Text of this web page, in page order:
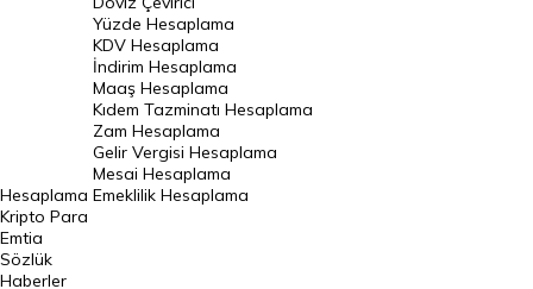
Japon Yeni Kuru
Serbest Piyasa Döviz Kurları
Merkez Bankası Döviz Kurları
Altın Fiyatları
Gram Altın Fiyatı
Çeyrek Altın Fiyatı
Hesaplama
Yüzde Hesaplama
KDV Hesaplama
İndirim Hesaplama
Maaş Hesaplama
Kıdem Tazminatı Hesaplama
Zam Hesaplama
Gelir Vergisi Hesaplama
Mesai Hesaplama
Emeklilik Hesaplama
Kripto Para
Emtia
Sözlük
Haberler